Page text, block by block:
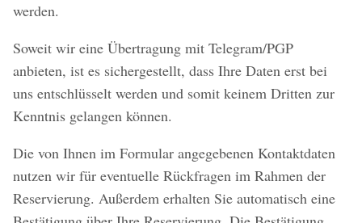
werden.
Soweit wir eine Übertragung mit Telegram/PGP
anbieten, ist es sichergestellt, dass Ihre Daten erst bei
uns entschlüsselt werden und somit keinem Dritten zur
Kenntnis gelangen können.
Die von Ihnen im Formular angegebenen Kontaktdaten
nutzen wir für eventuelle Rückfragen im Rahmen der
Reservierung. Außerdem erhalten Sie automatisch eine